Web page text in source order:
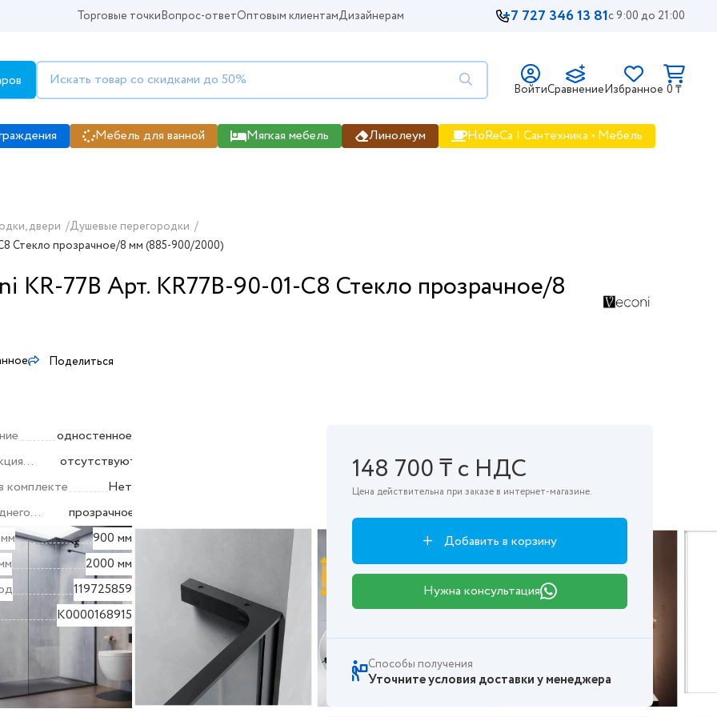
Торговые точкиВопрос-ответОптовым клиентамДизайнерам +7 727 346 13 81с 9:00 до 21:00
ВойтиСравнениеИзбранное 0 ₸
Мебель для ванной Мягкая мебель Линолеум HoReCa | Сантехника • Мебель
двери /Душевые перегородки /
Стекло прозрачное/8 мм (885-900/2000)
KR-77B Арт. KR77B-90-01-C8 Стекло прозрачное/8
Поделиться
одностенное
отсутствуют
комплекте
Нет
прозрачное
900 мм
2000 мм
119725859
K0000168915
148 700 ₸ с НДС
Цена действительна при заказе в интернет-магазине.
Добавить в корзину
Нужна консультация
Способы получения
Уточните условия доставки у менеджера